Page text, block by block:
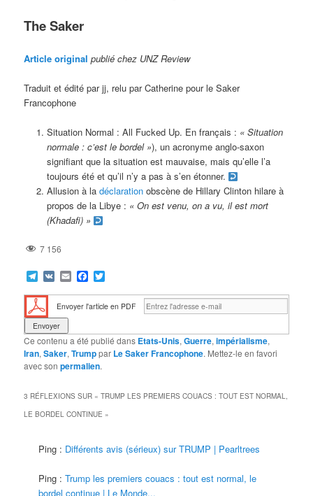
The Saker
Article original publié chez UNZ Review
Traduit et édité par jj, relu par Catherine pour le Saker
Francophone
Situation Normal : All Fucked Up. En français : « Situation
normale : c’est le bordel »), un acronyme anglo-saxon
signifiant que la situation est mauvaise, mais qu’elle l’a
toujours été et qu’il n’y a pas à s’en étonner.
Allusion à la déclarationobscène de Hillary Clinton hilare à
propos de la Libye : « On est venu, on a vu, il est mort
(Khadafi) »
7 156
Telegram
VK EmailFacebook
Envoyer l'article en PDF
Ce contenu a été publié dans Etats-Unis,Guerre,impérialisme,
Iran,Saker,Trumppar Le Saker Francophone. Mettez-le en favori
avec sonpermalien.
3 RÉFLEXIONS SUR «TRUMP LES PREMIERS COUACS : TOUT EST NORMAL,
LE BORDEL CONTINUE »
Ping : Différents avis (sérieux) sur TRUMP | Pearltrees
Ping :Trump les premiers couacs : tout est normal, le
bordel continue | Le Monde...